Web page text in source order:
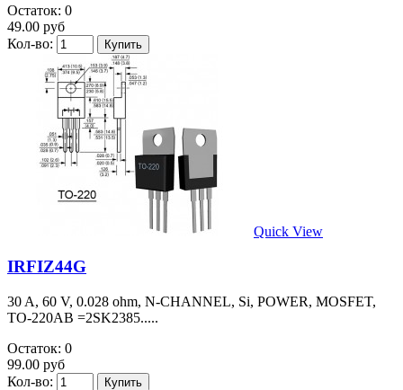
Остаток: 0
49.00 руб
Кол-во:
Quick View
IRFIZ44G
30 A, 60 V, 0.028 ohm, N-CHANNEL, Si, POWER, MOSFET,
TO-220AB =2SK2385.....
Остаток: 0
99.00 руб
Кол-во: